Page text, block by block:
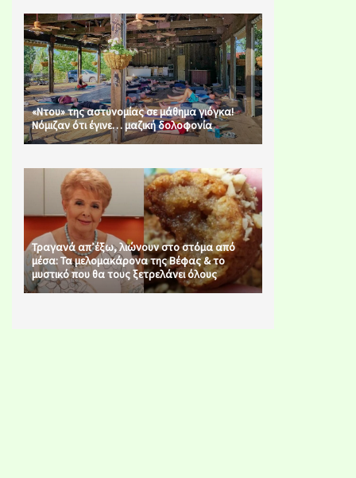
«Ντου» της αστυνομίας σε μάθημα γιόγκα!
Νόμιζαν ότι έγινε… μαζική δολοφονία
Τραγανά απ’έξω, λιώνουν στο στόμα από
μέσα: Τα μελομακάρονα της Βέφας & το
μυστικό που θα τους ξετρελάνει όλους